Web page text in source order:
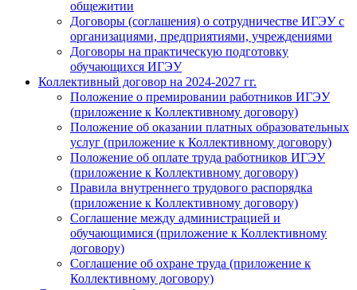
общежитии
Договоры (соглашения) о сотрудничестве ИГЭУ с
организациями, предприятиями, учреждениями
Договоры на практическую подготовку
обучающихся ИГЭУ
Коллективный договор на 2024-2027 гг.
Положение о премировании работников ИГЭУ
(приложение к Коллективному договору)
Положение об оказании платных образовательных
услуг (приложение к Коллективному договору)
Положение об оплате труда работников ИГЭУ
(приложение к Коллективному договору)
Правила внутреннего трудового распорядка
(приложение к Коллективному договору)
Соглашение между администрацией и
обучающимися (приложение к Коллективному
договору)
Соглашение об охране труда (приложение к
Коллективному договору)